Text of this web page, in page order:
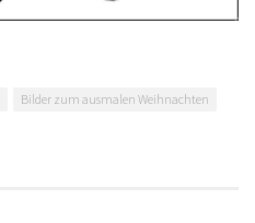
Bilder zum ausmalen Weihnachten